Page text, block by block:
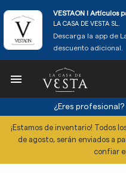
VESTAON l Artículos
LA CASA DE VESTA SL.
Descarga la app de
descuento adicional.

¿Eres profesional?
¡Estamos de inventario! Todos
de agosto, serán enviados a
confiar